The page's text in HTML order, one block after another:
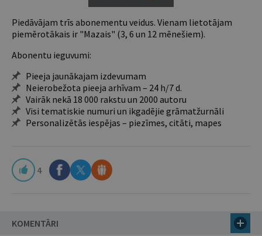
Piedāvājam trīs abonementu veidus. Vienam lietotājam
piemērotākais ir "Mazais" (3, 6 un 12 mēnešiem).
Abonentu ieguvumi:
Pieeja jaunākajam izdevumam
Neierobežota pieeja arhīvam – 24 h/7 d.
Vairāk nekā 18 000 rakstu un 2000 autoru
Visi tematiskie numuri un ikgadējie grāmatžurnāli
Personalizētās iespējas – piezīmes, citāti, mapes
4
KOMENTĀRI